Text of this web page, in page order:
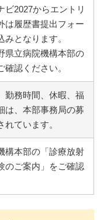
ビ2027からエントリ
は履歴書提出フォー
みとなります。
県立病院機構本部の
認ください。
勤務時間、休暇、福
は、本部事務局の募
ています。
構本部の「診療放射
のご案内」をご確認